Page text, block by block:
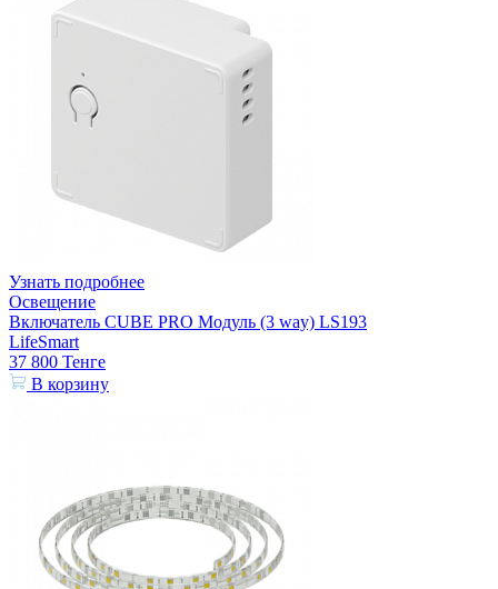
Узнать подробнее
Освещение
Включатель CUBE PRO Модуль (3 way) LS193
LifeSmart
37 800 Тенге
В корзину